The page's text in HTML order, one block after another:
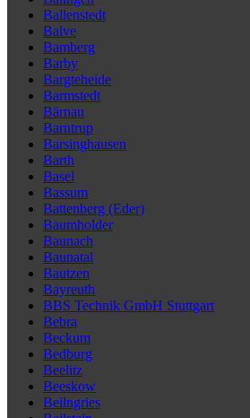
Ballenstedt
Balve
Bamberg
Barby
Bargteheide
Barmstedt
Bärnau
Barntrup
Barsinghausen
Barth
Basel
Bassum
Battenberg (Eder)
Baumholder
Baunach
Baunatal
Bautzen
Bayreuth
BBS Technik GmbH Stuttgart
Bebra
Beckum
Bedburg
Beelitz
Beeskow
Beilngries